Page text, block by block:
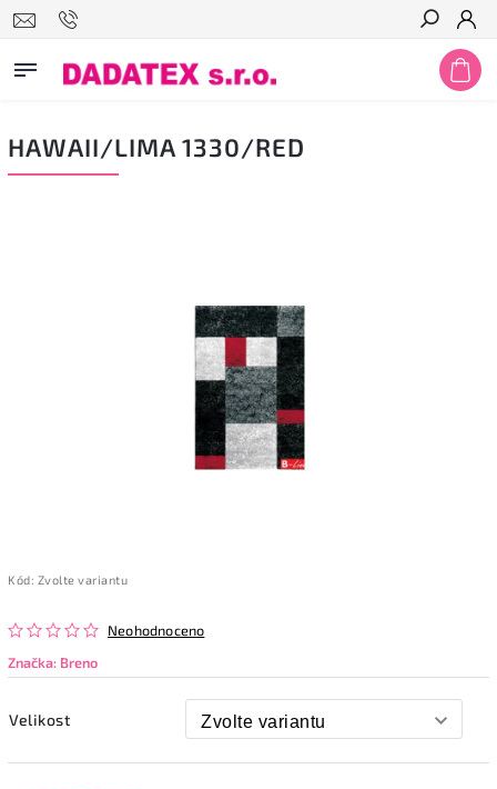
Hledat
HAWAII/LIMA 1330/RED
Kód: Zvolte variantu
Neohodnoceno
Značka: Breno
Velikost